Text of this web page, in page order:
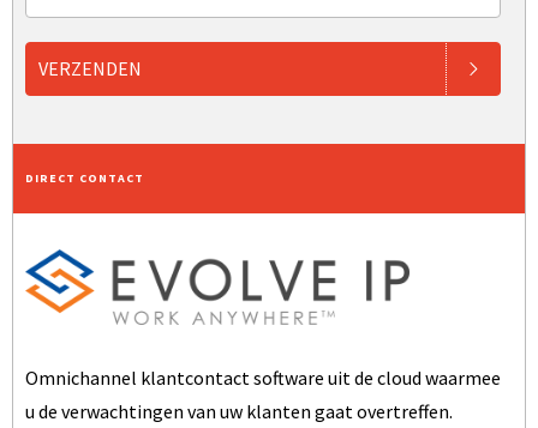
VERZENDEN
DIRECT CONTACT
Omnichannel klantcontact software uit de cloud waarmee
u de verwachtingen van uw klanten gaat overtreffen.